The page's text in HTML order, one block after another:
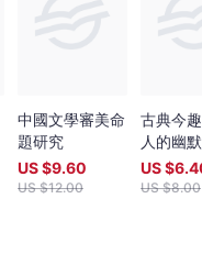
中國文學審美命
題研究
US $9.60
US $12.00
古典今
人的幽默
US $
US $8.00